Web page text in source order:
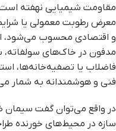
مقاومت شیمیایی نهفته
معرض رطوبت معمولی یا
و اقتصادی محسوب می‌شود،
مدفون در خاک‌های سولفاته،
فاضلاب یا تصفیه‌خانه‌ها،
فنی و هوشمندانه به شمار
در واقع می‌توان گفت سیمان
سازه در محیط‌های خورنده